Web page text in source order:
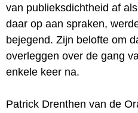
van publieksdichtheid af
daar op aan spraken,
bejegend. Zijn belofte om
overleggen over de gang
enkele keer na.
Patrick Drenthen van de